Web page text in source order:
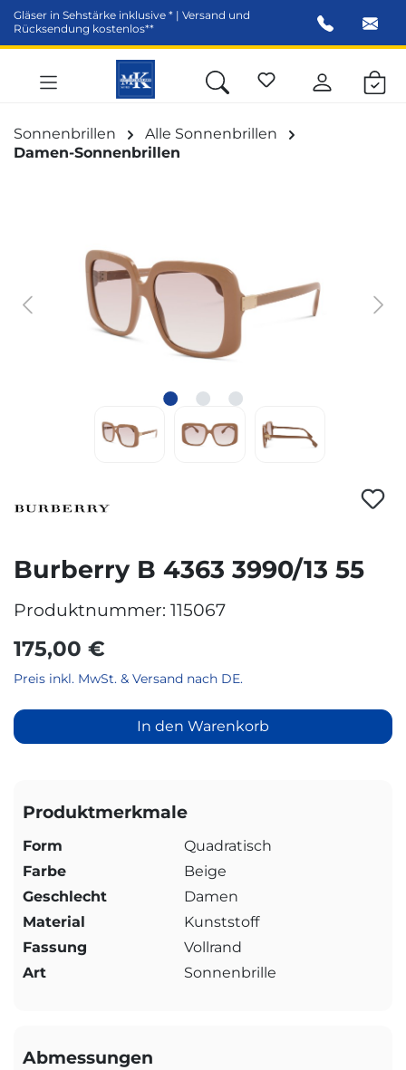
springen
Gläser in Sehstärke inklusive * | Versand und
Rücksendung kostenlos**
Sonnenbrillen
Alle Sonnenbrillen
Damen-Sonnenbrillen
Burberry B 4363 3990/13 55
Produktnummer: 115067
175,00 €
Preis inkl. MwSt. & Versand nach DE.
In den Warenkorb
Produktmerkmale
Form
Quadratisch
Farbe
Beige
Geschlecht
Damen
Material
Kunststoff
Fassung
Vollrand
Art
Sonnenbrille
Abmessungen